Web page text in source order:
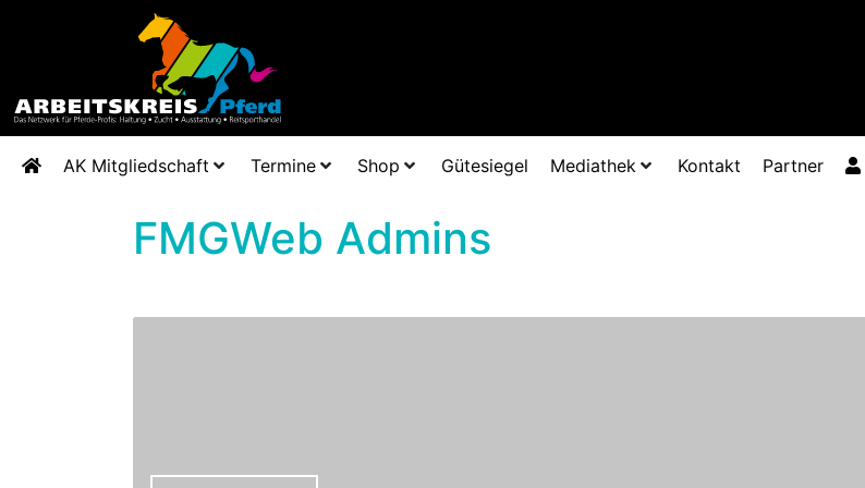
AK Mitgliedschaft Termine Shop Gütesiegel Mediathek Kontakt Partner
FMGWeb Admins